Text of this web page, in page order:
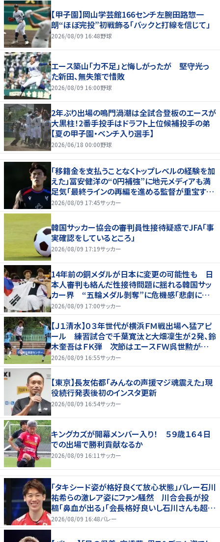
【甲子園】岡山学芸館166センチ左腕田路惣一
朗“ほぼ完投”初戦飾る「バックと打線を信じて」
2026/08/09 16:48野球
エース築山「力不足」と悔しがったが 堅守光っ
た新田、無失策で惜敗
2026/08/09 16:00野球
2年ぶり出場の鳴門渦潮は全試合登板のエースが
大黒柱！2番手投手はドラフト上位候補投手の弟
【夏の甲子園・ベンチ入り選手】
2026/06/18 00:00野球
「移籍金を支払うことなくトップレベルの経験を加
えた」冨安健洋の“0円補強”に地元メディアも満
足気「最終ラインの再編を進める監督が重宝する
柔軟性を備えている」
2026/08/09 17:45サッカー
韓国サッカー協会の審判員性接待疑惑でJFA「事
実確認をしているところ」
2026/08/09 17:19サッカー
14年前の銅メダルが日本に変更の可能性も 日
本人審判も絡んだ性接待問題に揺れる韓国サッ
カー界 “五輪メダル剝奪”に危機感「悲劇に見
舞われる」
2026/08/09 17:00サッカー
【Ｊ１清水】０３年世代が横浜ＦＭ戦出場へ猛アピ
ール 練習試合で千葉寛汰と大畑凜生が２発、鈴
木奎吾はＦＫ弾 次節はエースＦＷ呉世勲が出
場停止
2026/08/09 16:55サッカー
【東京】長友佑都「みんなの声援マジ魂震えた」現
役続行発表後初のインスタ更新
2026/08/09 16:54サッカー
キングカズが開幕メンバー入り！ ５９歳１６４日
での出場で勝利貢献なるか
2026/08/09 16:11サッカー
「タキシード姿が格好良くて放心状態」バレー石川
祐希らの激レア姿にファン騒然 川合会長が投
稿「鼻血が出る」「会長格好良いし石川さんも超格
好いい」
2026/08/09 16:48バレー